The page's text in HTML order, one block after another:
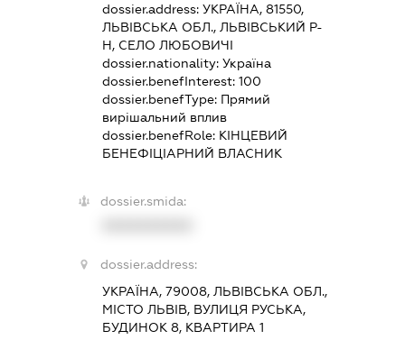
dossier.address: УКРАЇНА, 81550,
ЛЬВІВСЬКА ОБЛ., ЛЬВІВСЬКИЙ Р-
Н, СЕЛО ЛЮБОВИЧІ
dossier.nationality: Україна
dossier.benefInterest: 100
dossier.benefType: Прямий
вирішальний вплив
dossier.benefRole: КІНЦЕВИЙ
БЕНЕФІЦІАРНИЙ ВЛАСНИК
dossier.smida:
dossier.address:
УКРАЇНА, 79008, ЛЬВІВСЬКА ОБЛ.,
МІСТО ЛЬВІВ, ВУЛИЦЯ РУСЬКА,
БУДИНОК 8, КВАРТИРА 1